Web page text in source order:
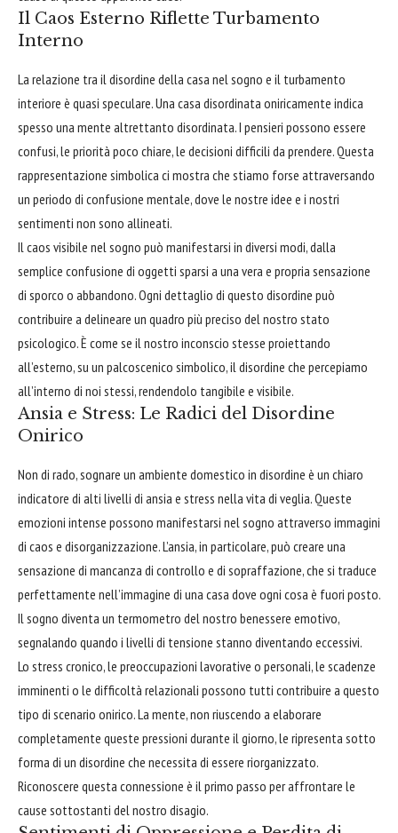
Il Caos Esterno Riflette Turbamento
Interno
La relazione tra il disordine della casa nel sogno e il turbamento
interiore è quasi speculare. Una casa disordinata oniricamente indica
spesso una mente altrettanto disordinata. I pensieri possono essere
confusi, le priorità poco chiare, le decisioni difficili da prendere. Questa
rappresentazione simbolica ci mostra che stiamo forse attraversando
un periodo di confusione mentale, dove le nostre idee e i nostri
sentimenti non sono allineati.
Il caos visibile nel sogno può manifestarsi in diversi modi, dalla
semplice confusione di oggetti sparsi a una vera e propria sensazione
di sporco o abbandono. Ogni dettaglio di questo disordine può
contribuire a delineare un quadro più preciso del nostro stato
psicologico. È come se il nostro inconscio stesse proiettando
all’esterno, su un palcoscenico simbolico, il disordine che percepiamo
all’interno di noi stessi, rendendolo tangibile e visibile.
Ansia e Stress: Le Radici del Disordine
Onirico
Non di rado, sognare un ambiente domestico in disordine è un chiaro
indicatore di alti livelli di ansia e stress nella vita di veglia. Queste
emozioni intense possono manifestarsi nel sogno attraverso immagini
di caos e disorganizzazione. L’ansia, in particolare, può creare una
sensazione di mancanza di controllo e di sopraffazione, che si traduce
perfettamente nell’immagine di una casa dove ogni cosa è fuori posto.
Il sogno diventa un termometro del nostro benessere emotivo,
segnalando quando i livelli di tensione stanno diventando eccessivi.
Lo stress cronico, le preoccupazioni lavorative o personali, le scadenze
imminenti o le difficoltà relazionali possono tutti contribuire a questo
tipo di scenario onirico. La mente, non riuscendo a elaborare
completamente queste pressioni durante il giorno, le ripresenta sotto
forma di un disordine che necessita di essere riorganizzato.
Riconoscere questa connessione è il primo passo per affrontare le
cause sottostanti del nostro disagio.